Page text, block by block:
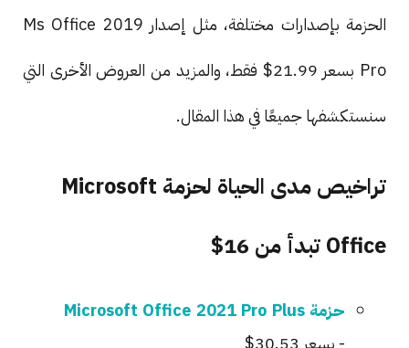
الحزمة بإصدارات مختلفة، مثل إصدار Ms Office 2019
Pro بسعر 21.99$ فقط، والمزيد من العروض الأخرى التي
سنستكشفها جميعًا في هذا المقال.
تراخيص مدى الحياة لحزمة Microsoft
Office تبدأ من 16$
حزمة Microsoft Office 2021 Pro Plus
- بسعر 30.53$